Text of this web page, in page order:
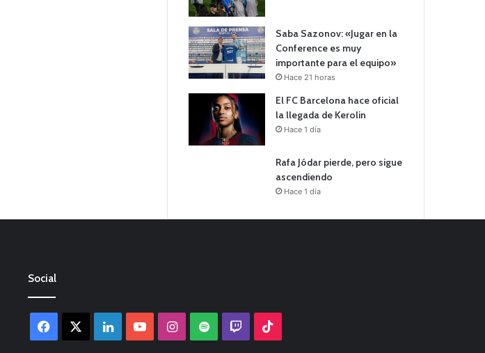
Saba Sazonov: «Jugar en la
Conference es muy
importante para el equipo»
Hace 21 horas
El FC Barcelona hace oficial
la llegada de Kerolin
Hace 1 día
Rafa Jódar pierde, pero sigue
ascendiendo
Hace 1 día
Social
Facebook LinkedInYouTubeInstagram
Spotify Twitch